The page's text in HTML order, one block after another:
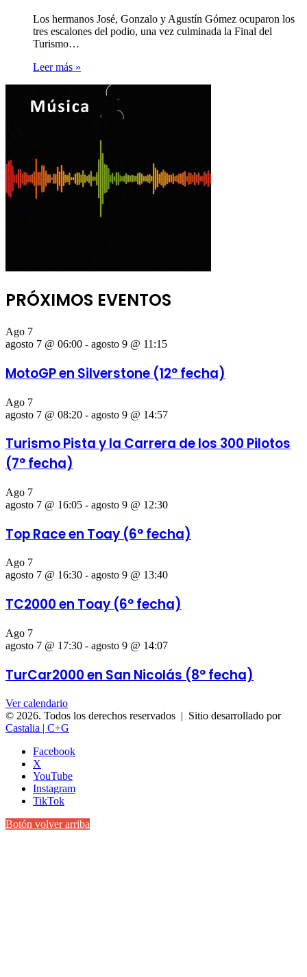
Los hermanos José, Gonzalo y Agustín Gómez ocuparon los
tres escalones del podio, una vez culminada la Final del
Turismo…
Leer más »
PRÓXIMOS EVENTOS
Ago 7
agosto 7 @ 06:00 - agosto 9 @ 11:15
MotoGP en Silverstone (12° fecha)
Ago 7
agosto 7 @ 08:20 - agosto 9 @ 14:57
Turismo Pista y la Carrera de los 300 Pilotos
(7° fecha)
Ago 7
agosto 7 @ 16:05 - agosto 9 @ 12:30
Top Race en Toay (6° fecha)
Ago 7
agosto 7 @ 16:30 - agosto 9 @ 13:40
TC2000 en Toay (6° fecha)
Ago 7
agosto 7 @ 17:30 - agosto 9 @ 14:07
TurCar2000 en San Nicolás (8° fecha)
Ver calendario
© 2026. Todos los derechos reservados | Sitio desarrollado por
Castalia | C+G
Facebook
X
YouTube
Instagram
TikTok
Botón volver arriba